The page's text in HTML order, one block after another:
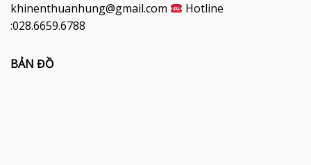
khinenthuanhung@gmail.com
Hotline
:028.6659.6788
BẢN ĐỒ